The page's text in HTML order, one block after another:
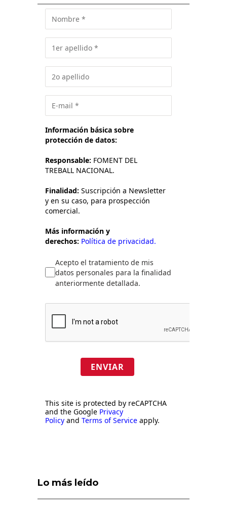
Información básica sobre
protección de datos:
Responsable: FOMENT DEL
TREBALL NACIONAL.
Finalidad: Suscripción a Newsletter
y en su caso, para prospección
comercial.
Más información y
derechos: Política de privacidad.
Acepto el tratamiento de mis
datos personales para la finalidad
anteriormente detallada.
ENVIAR
This site is protected by reCAPTCHA
and the Google Privacy
Policy and Terms of Service apply.
Lo más leído